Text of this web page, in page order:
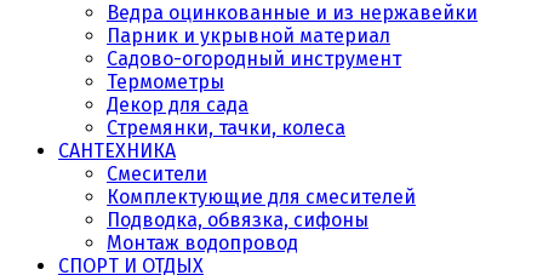
Ведра оцинкованные и из нержавейки
Парник и укрывной материал
Садово-огородный инструмент
Термометры
Декор для сада
Стремянки, тачки, колеса
САНТЕХНИКА
Смесители
Комплектующие для смесителей
Подводка, обвязка, сифоны
Монтаж водопровод
СПОРТ И ОТДЫХ